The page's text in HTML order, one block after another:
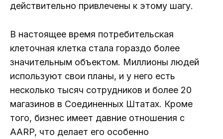
действительно привлечены к этому шагу.
В настоящее время потребительская
клеточная клетка стала гораздо более
значительным объектом. Миллионы людей
используют свои планы, и у него есть
несколько тысяч сотрудников и более 20
магазинов в Соединенных Штатах. Кроме
того, бизнес имеет давние отношения с
AARP, что делает его особенно